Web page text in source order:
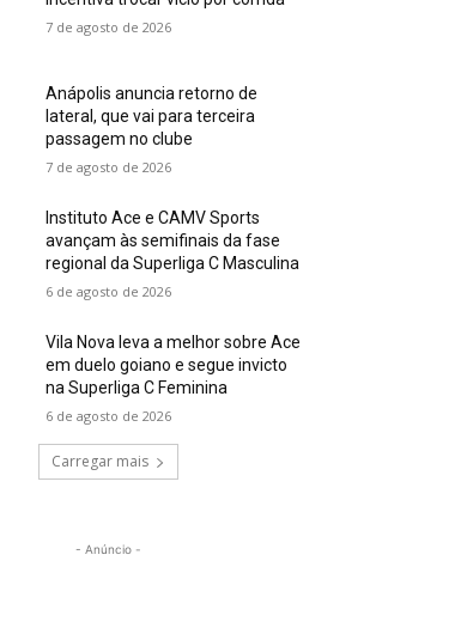
7 de agosto de 2026
Anápolis anuncia retorno de
lateral, que vai para terceira
passagem no clube
7 de agosto de 2026
Instituto Ace e CAMV Sports
avançam às semifinais da fase
regional da Superliga C Masculina
6 de agosto de 2026
Vila Nova leva a melhor sobre Ace
em duelo goiano e segue invicto
na Superliga C Feminina
6 de agosto de 2026
Carregar mais
- Anúncio -